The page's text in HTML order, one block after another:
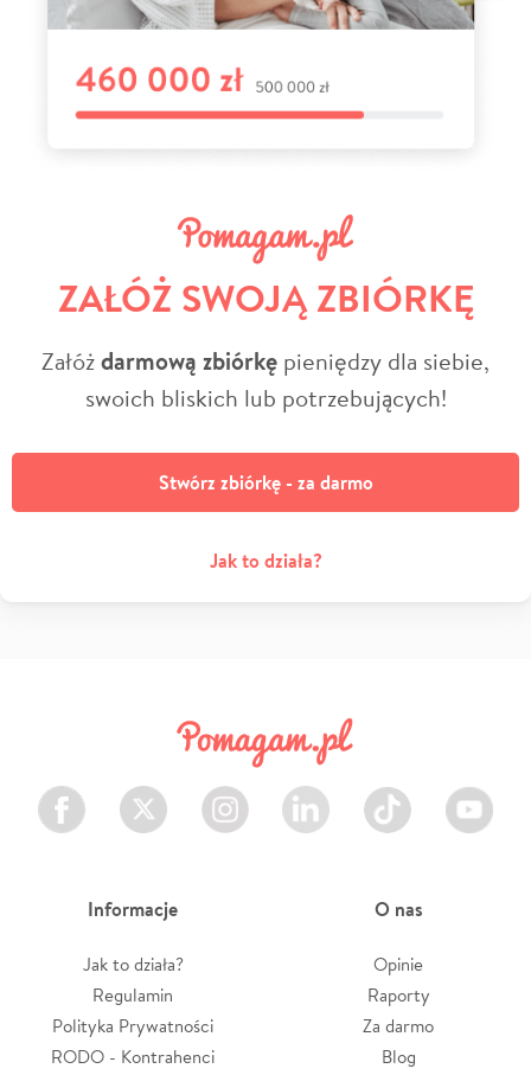
ZAŁÓŻ SWOJĄ ZBIÓRKĘ
Załóżdarmową zbiórkę pieniędzy dla siebie,
swoich bliskich lub potrzebujących!
Stwórz zbiórkę - za darmo
Jak to działa?
Facebook Twitter Instagram LinkedIn TikTok Youtube
Informacje
Jak to działa?
Regulamin
Polityka Prywatności
RODO - Kontrahenci
O nas
Opinie
Raporty
Za darmo
Blog